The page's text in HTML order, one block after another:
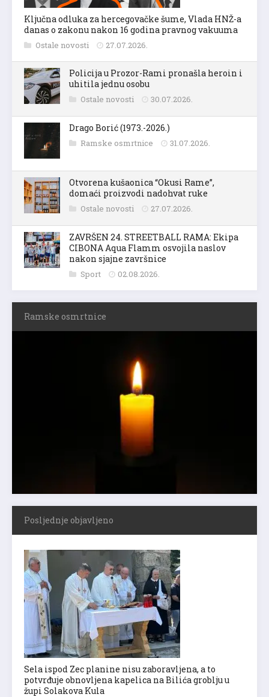
Ključna odluka za hercegovačke šume, Vlada HNŽ-a
danas o zakonu nakon 16 godina pravnog vakuuma
Ostale novosti 27.07.2026.
Policija u Prozor-Rami pronašla heroin i
uhitila jednu osobu
Ostale novosti 30.07.2026.
Drago Borić (1973.-2026.)
Ramske osmrtnice 31.07.2026.
Otvorena kušaonica “Okusi Rame”,
domaći proizvodi nadohvat ruke
Ostale novosti 27.07.2026.
ZAVRŠEN 24. STREETBALL RAMA: Ekipa
CIBONA Aqua Flamm osvojila naslov
nakon sjajne završnice
Sport 02.08.2026.
Ramske osmrtnice
Posljednje objavljeno
Sela ispod Zec planine nisu zaboravljena, a to
potvrđuje obnovljena kapelica na Bilića groblju u
župi Solakova Kula